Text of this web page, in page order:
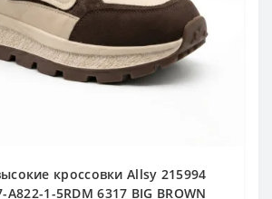
кроссовки Allsy 215994
A822-1-5RDM 6317 BIG BROWN